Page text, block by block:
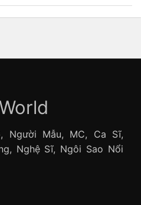
Người Mẫu, MC, Ca Sĩ,
Nghệ Sĩ, Ngôi Sao Nổi